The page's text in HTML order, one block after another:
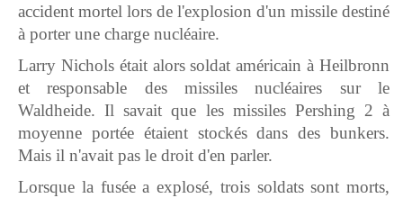
accident mortel lors de l'explosion d'un missile destiné
à porter une charge nucléaire.
Larry Nichols était alors soldat américain à Heilbronn
et responsable des missiles nucléaires sur le
Waldheide. Il savait que les missiles Pershing 2 à
moyenne portée étaient stockés dans des bunkers.
Mais il n'avait pas le droit d'en parler.
Lorsque la fusée a explosé, trois soldats sont morts,